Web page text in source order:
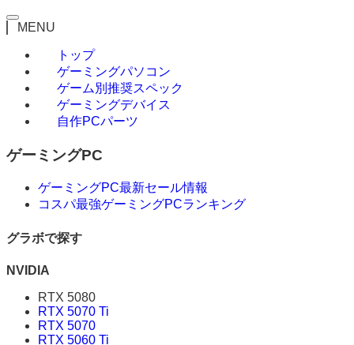
MENU
トップ
ゲーミングパソコン
ゲーム別推奨スペック
ゲーミングデバイス
自作PCパーツ
ゲーミングPC
ゲーミングPC最新セール情報
コスパ最強ゲーミングPCランキング
グラボで探す
NVIDIA
RTX 5080
RTX 5070 Ti
RTX 5070
RTX 5060 Ti